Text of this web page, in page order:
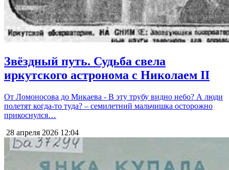
Звёздный путь. Судьба свела
иркутского астронома с Николаем II
От Ломоносова до Микаева - В эту трубу видно небо? А люди
полетят когда-то туда? – семилетний мальчишка осторожно
прикоснулся…
28 апреля 2026 12:04